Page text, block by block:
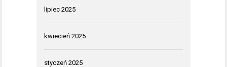
lipiec 2025
kwiecień 2025
styczeń 2025